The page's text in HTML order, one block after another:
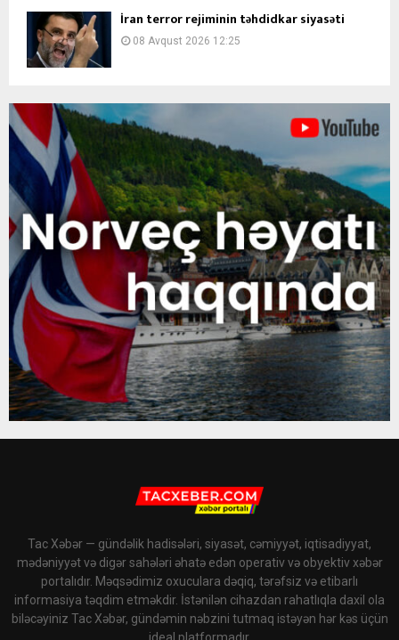
İran terror rejiminin təhdidkar siyasəti
08 Avqust 2026 12:25
Tac Xəbər — gündəlik hadisələri, siyasət, cəmiyyət, iqtisadiyyat,
mədəniyyət və digər sahələri əhatə edən operativ və obyektiv xəbər
portalıdır. Məqsədimiz oxuculara dəqiq, tərəfsiz və etibarlı
informasiya təqdim etməkdir. İstənilən cihazdan rahatlıqla daxil ola
biləcəyiniz Tac Xəbər, gündəmin nəbzini tutmaq istəyən hər kəs üçün